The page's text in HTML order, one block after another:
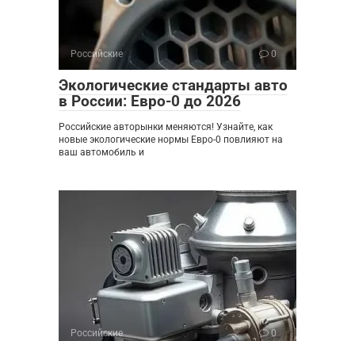
Российские 0
Экологические стандарты авто
в России: Евро-0 до 2026
Российские авторынки меняются! Узнайте, как
новые экологические нормы Евро-0 повлияют на
ваш автомобиль и
Российские 0